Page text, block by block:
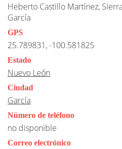
Heberto Castillo Martínez,
García
GPS
25.789831, -100.581825
Estado
Nuevo León
Ciudad
García
Número de teléfono
no disponible
Correo electrónico